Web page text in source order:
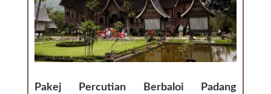
Pakej Percutian Berbaloi Padang